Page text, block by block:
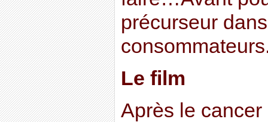
précurseur
Le film
Après le